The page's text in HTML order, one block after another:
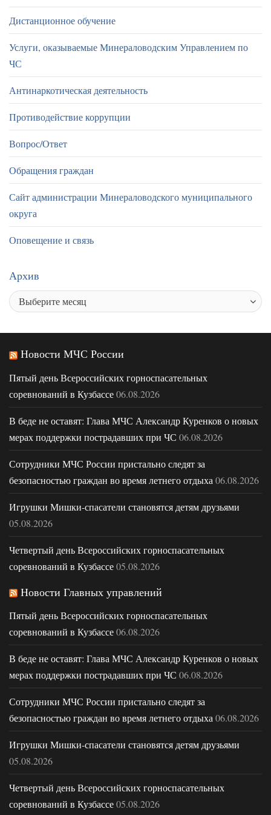
Дистанционное обучение
Услуги, оказываемые Минераловодским Управлением по
ЧС
Антинаркотическая деятельность
Противодействие коррупции
Вопрос/Ответ
Обращения граждан
Сайт администрации Минераловодского муниципального
округа
Оповещение и связь
Архив
Новости МЧС России
Пятый день Всероссийских горноспасательных
соревнований в Кузбассе06.08.2026
В беде не оставят: Глава МЧС Александр Куренков о новых
мерах поддержки пострадавших при ЧС 06.08.2026
Сотрудники МЧС России пристально следят за
безопасностью граждан во время летнего отдыха 06.08.2026
Игрушки Мишки-спасатели становятся детям друзьями
05.08.2026
Четвертый день Всероссийских горноспасательных
соревнований в Кузбассе05.08.2026
Новости Главных управлений
Пятый день Всероссийских горноспасательных
соревнований в Кузбассе06.08.2026
В беде не оставят: Глава МЧС Александр Куренков о новых
мерах поддержки пострадавших при ЧС 06.08.2026
Сотрудники МЧС России пристально следят за
безопасностью граждан во время летнего отдыха 06.08.2026
Игрушки Мишки-спасатели становятся детям друзьями
05.08.2026
Четвертый день Всероссийских горноспасательных
соревнований в Кузбассе05.08.2026